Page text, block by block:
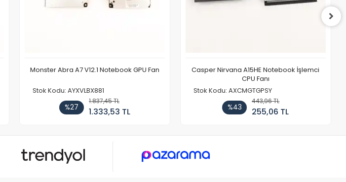
Monster Abra A7 V12.1 Notebook GPU Fan
Stok Kodu: AYXVLBX881
%27
1.837,45 TL
1.333,53 TL
Casper Nirvana A15HE Notebook İşlemci
CPU Fanı
Stok Kodu: AXCMGTGPSY
%43
443,96 TL
255,06 TL